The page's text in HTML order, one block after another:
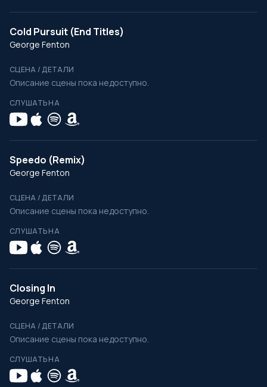
Cold Pursuit (End Titles)
George Fenton
СЦЕНА / ДЕТАЛИ
Описание сцены пока недоступно.
СЛУШАТЬ НА
Speedo (Remix)
George Fenton
СЦЕНА / ДЕТАЛИ
Описание сцены пока недоступно.
СЛУШАТЬ НА
Closing In
George Fenton
СЦЕНА / ДЕТАЛИ
Описание сцены пока недоступно.
СЛУШАТЬ НА